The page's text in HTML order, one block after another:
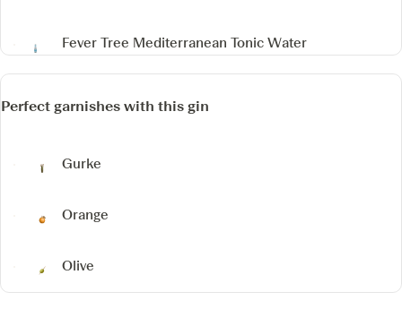
Fever Tree Mediterranean Tonic Water
Perfect garnishes with this gin
Gurke
Orange
Olive